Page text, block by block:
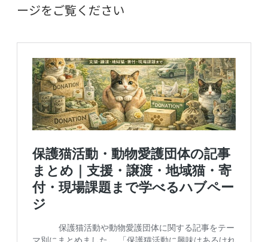
ージをご覧ください